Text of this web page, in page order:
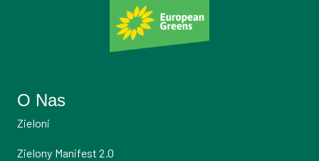
O Nas
Zieloni
Zielony Manifest 2.0